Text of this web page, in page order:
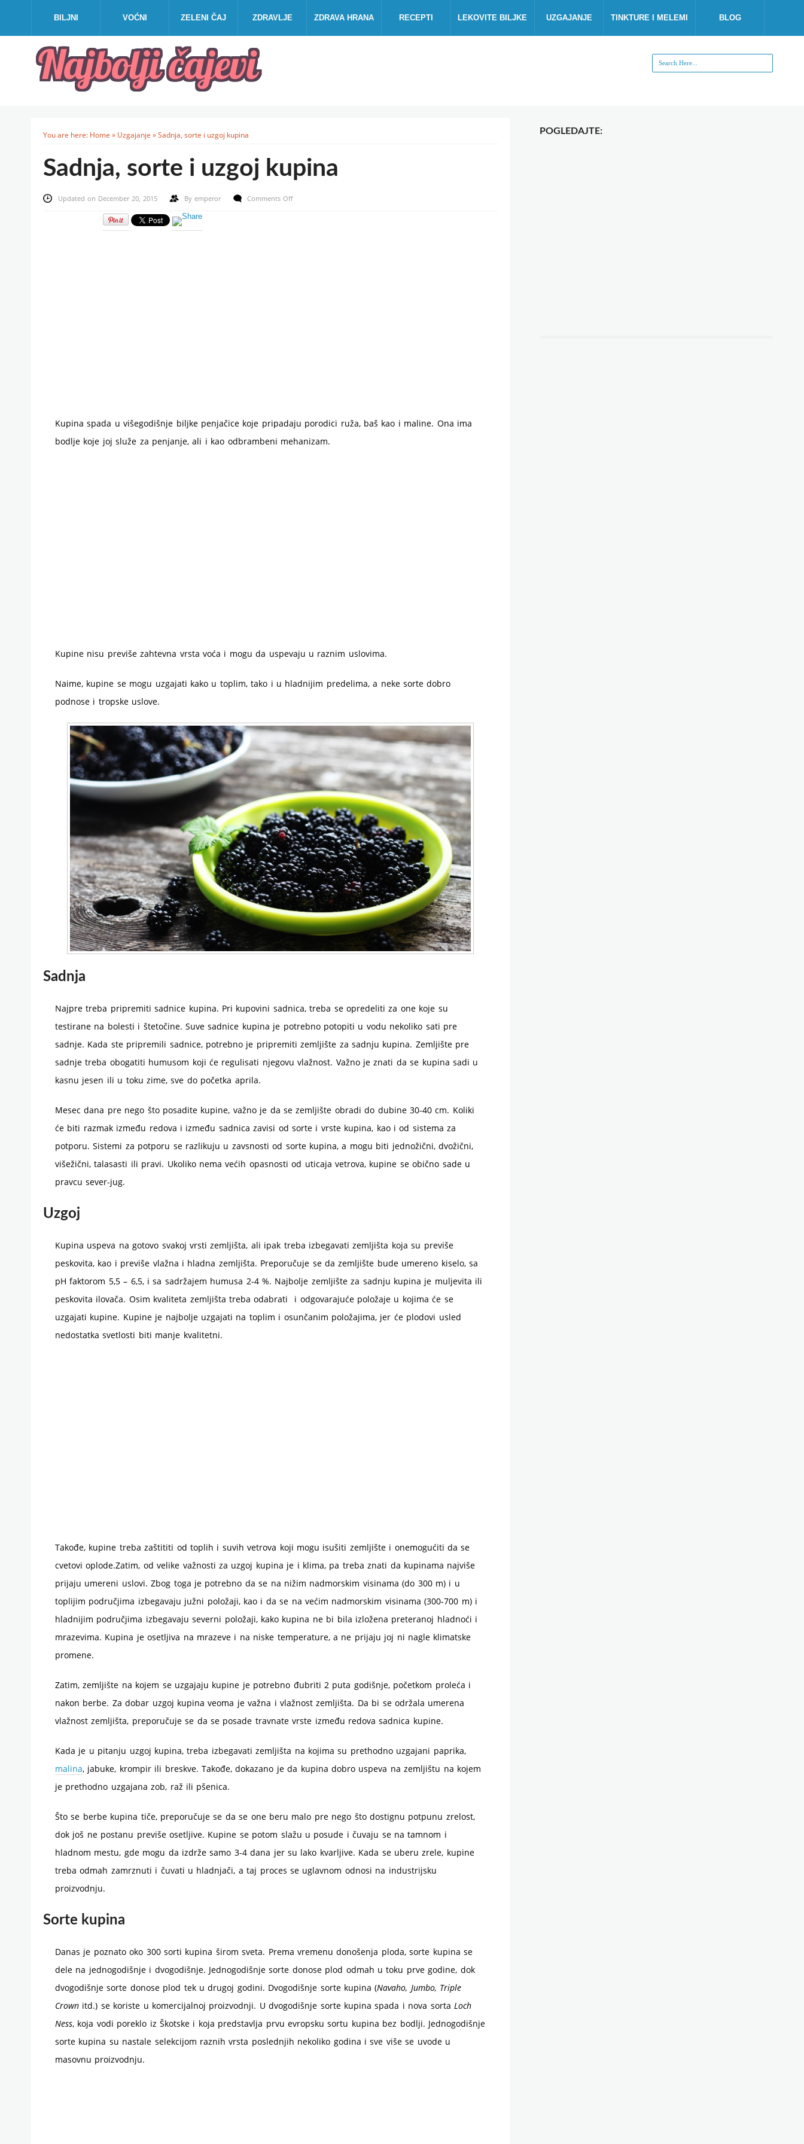
BILJNI VOĆNI ZELENI ČAJ ZDRAVLJE ZDRAVA HRANA RECEPTI LEKOVITE BILJKE UZGAJANJE TINKTURE I MELEMI BLOG
You are here: Home » Uzgajanje »Sadnja, sorte i uzgoj kupina
Sadnja, sorte i uzgoj kupina
Updated on December 20, 2015 By emperor Comments Offon
Kupina spada u višegodišnje biljke penjačice koje pripadaju porodici ruža, baš kao i maline. Ona ima
bodlje koje joj služe za penjanje, ali i kao odbrambeni mehanizam.
Kupine nisu previše zahtevna vrsta voća i mogu da uspevaju u raznim uslovima.
Naime, kupine se mogu uzgajati kako u toplim, tako i u hladnijim predelima, a neke sorte dobro
podnose i tropske uslove.
Sadnja
Najpre treba pripremiti sadnice kupina. Pri kupovini sadnica, treba se opredeliti za one koje su
testirane na bolesti i štetočine. Suve sadnice kupina je potrebno potopiti u vodu nekoliko sati pre
sadnje. Kada ste pripremili sadnice, potrebno je pripremiti zemljište za sadnju kupina. Zemljište pre
sadnje treba obogatiti humusom koji će regulisati njegovu vlažnost. Važno je znati da se kupina sadi u
kasnu jesen ili u toku zime, sve do početka aprila.
Mesec dana pre nego što posadite kupine, važno je da se zemljište obradi do dubine 30-40 cm. Koliki
će biti razmak između redova i između sadnica zavisi od sorte i vrste kupina, kao i od sistema za
potporu. Sistemi za potporu se razlikuju u zavsnosti od sorte kupina, a mogu biti jednožični, dvožični,
višežični, talasasti ili pravi. Ukoliko nema većih opasnosti od uticaja vetrova, kupine se obično sade u
pravcu sever-jug.
Uzgoj
Kupina uspeva na gotovo svakoj vrsti zemljišta, ali ipak treba izbegavati zemljišta koja su previše
peskovita, kao i previše vlažna i hladna zemljišta. Preporučuje se da zemljište bude umereno kiselo, sa
pH faktorom 5,5 – 6,5, i sa sadržajem humusa 2-4 %. Najbolje zemljište za sadnju kupina je muljevita ili
peskovita ilovača. Osim kvaliteta zemljišta treba odabrati i odgovarajuće položaje u kojima će se
uzgajati kupine. Kupine je najbolje uzgajati na toplim i osunčanim položajima, jer će plodovi usled
nedostatka svetlosti biti manje kvalitetni.
Takođe, kupine treba zaštititi od toplih i suvih vetrova koji mogu isušiti zemljište i onemogućiti da se
cvetovi oplode.Zatim, od velike važnosti za uzgoj kupina je i klima, pa treba znati da kupinama najviše
prijaju umereni uslovi. Zbog toga je potrebno da se na nižim nadmorskim visinama (do 300 m) i u
toplijim područjima izbegavaju južni položaji, kao i da se na većim nadmorskim visinama (300-700 m) i
hladnijim područjima izbegavaju severni položaji, kako kupina ne bi bila izložena preteranoj hladnoći i
mrazevima. Kupina je osetljiva na mrazeve i na niske temperature, a ne prijaju joj ni nagle klimatske
promene.
Zatim, zemljište na kojem se uzgajaju kupine je potrebno đubriti 2 puta godišnje, početkom proleća i
nakon berbe. Za dobar uzgoj kupina veoma je važna i vlažnost zemljišta. Da bi se održala umerena
vlažnost zemljišta, preporučuje se da se posade travnate vrste između redova sadnica kupine.
Kada je u pitanju uzgoj kupina, treba izbegavati zemljišta na kojima su prethodno uzgajani paprika,
malina, jabuke, krompir ili breskve. Takođe, dokazano je da kupina dobro uspeva na zemljištu na kojem
je prethodno uzgajana zob, raž ili pšenica.
Što se berbe kupina tiče, preporučuje se da se one beru malo pre nego što dostignu potpunu zrelost,
dok još ne postanu previše osetljive. Kupine se potom slažu u posude i čuvaju se na tamnom i
hladnom mestu, gde mogu da izdrže samo 3-4 dana jer su lako kvarljive. Kada se uberu zrele, kupine
treba odmah zamrznuti i čuvati u hladnjači, a taj proces se uglavnom odnosi na industrijsku
proizvodnju.
Sorte kupina
Danas je poznato oko 300 sorti kupina širom sveta. Prema vremenu donošenja ploda, sorte kupina se
dele na jednogodišnje i dvogodišnje. Jednogodišnje sorte donose plod odmah u toku prve godine, dok
dvogodišnje sorte donose plod tek u drugoj godini. Dvogodišnje sorte kupina (Navaho, Jumbo, Triple
Crown itd.) se koriste u komercijalnoj proizvodnji. U dvogodišnje sorte kupina spada i nova sorta Loch
Ness, koja vodi poreklo iz Škotske i koja predstavlja prvu evropsku sortu kupina bez bodlji. Jednogodišnje
sorte kupina su nastale selekcijom raznih vrsta poslednjih nekoliko godina i sve više se uvode u
masovnu proizvodnju.
POGLEDAJTE: